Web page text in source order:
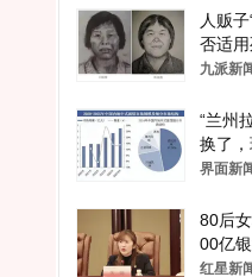
人贩
否适用
大概
九派新
“兰州
换了
界面新
80后
00亿
红星新